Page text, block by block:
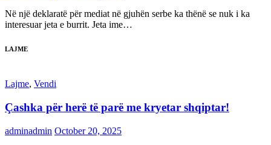
Në një deklaratë për mediat në gjuhën serbe ka thënë se nuk i ka
interesuar jeta e burrit. Jeta ime…
LAJME
Lajme, Vendi
Çashka për herë të parë me kryetar shqiptar!
adminadmin October 20, 2025